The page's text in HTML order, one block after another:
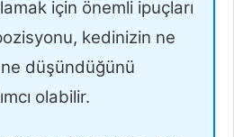
için önemli ipuçları
kedinizin ne
düşündüğünü
olabilir.